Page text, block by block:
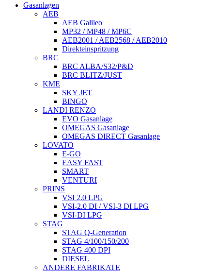
Gasanlagen
AEB
AEB Galileo
MP32 / MP48 / MP6C
AEB2001 / AEB2568 / AEB2010
Direkteinspritzung
BRC
BRC ALBA/S32/P&D
BRC BLITZ/JUST
KME
SKY JET
BINGO
LANDI RENZO
EVO Gasanlage
OMEGAS Gasanlage
OMEGAS DIRECT Gasanlage
LOVATO
E-GO
EASY FAST
SMART
VENTURI
PRINS
VSI 2.0 LPG
VSI-2.0 DI / VSI-3 DI LPG
VSI-DI LPG
STAG
STAG Q-Generation
STAG 4/100/150/200
STAG 400 DPI
DIESEL
ANDERE FABRIKATE